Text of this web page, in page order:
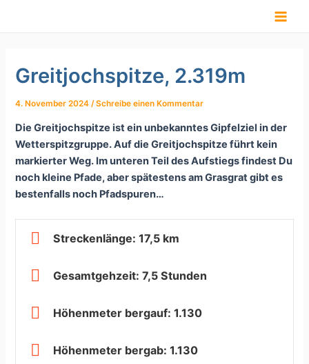
Greitjochspitze, 2.319m
4. November 2024 /Schreibe einen Kommentar
Die Greitjochspitze ist ein unbekanntes Gipfelziel in der
Wetterspitzgruppe. Auf die Greitjochspitze führt kein
markierter Weg. Im unteren Teil des Aufstiegs findest Du
noch kleine Pfade, aber spätestens am Grasgrat gibt es
bestenfalls noch Pfadspuren…
Streckenlänge: 17,5 km
Gesamtgehzeit: 7,5 Stunden
Höhenmeter bergauf: 1.130
Höhenmeter bergab: 1.130